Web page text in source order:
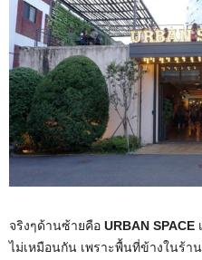
จริงๆด้านซ้ายคือ URBAN SPACE
ไม่เหมือนกัน เพราะพื้นที่ข้างในร้า